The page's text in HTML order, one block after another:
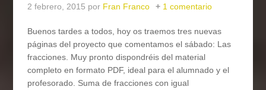
2 febrero, 2015 por Fran Franco 1 comentario
Buenos tardes a todos, hoy os traemos tres nuevas
páginas del proyecto que comentamos el sábado: Las
fracciones. Muy pronto dispondréis del material
completo en formato PDF, ideal para el alumnado y el
profesorado. Suma de fracciones con igual